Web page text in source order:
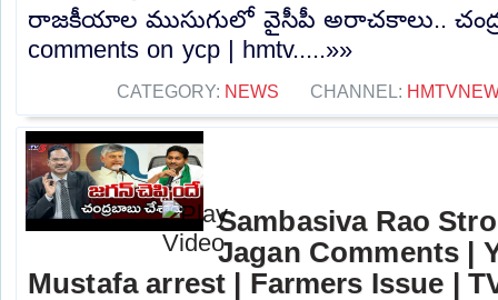
రాజకీయాల ముసుగులో వైసీపీ అరాచకాలు..
comments on ycp | hmtv.....»»
CATEGORY: NEWS CHANNEL:
Sambasiva Rao
Jagan Comments |
Mustafa arrest | Farmers Issue |